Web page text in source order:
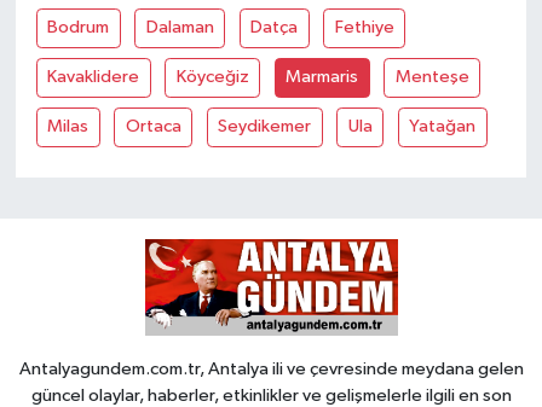
Bodrum Dalaman Datça Fethiye
Kavaklidere Köyceğiz Marmaris Menteşe
Milas Ortaca Seydikemer Ula Yatağan
Antalyagundem.com.tr, Antalya ili ve çevresinde meydana gelen
güncel olaylar, haberler, etkinlikler ve gelişmelerle ilgili en son